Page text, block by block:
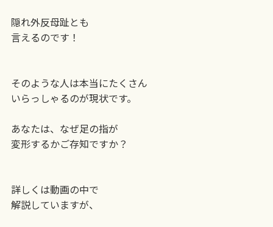
隠れ外反母趾とも
言えるのです！
そのような人は本当にたくさん
いらっしゃるのが現状です。
あなたは、なぜ足の指が
変形するかご存知ですか？
詳しくは動画の中で
解説していますが、